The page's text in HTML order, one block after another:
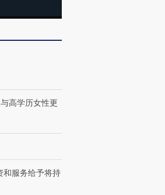
走私7万
视线｜被称为“蟑螂”的印
高学历女性更
和服务给予将持